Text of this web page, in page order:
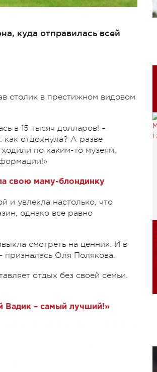
куда отправилась всей
столик в престижном видовом
в 15 тысяч долларов! –
отдохнула? А разве
по каким-то музеям,
свою маму-блондинку
и увлекла настолько, что
однако все равно
смотреть на ценник. И в
призналась Оля Полякова.
отдых без своей семьи.
Вадик – самый лучший!»